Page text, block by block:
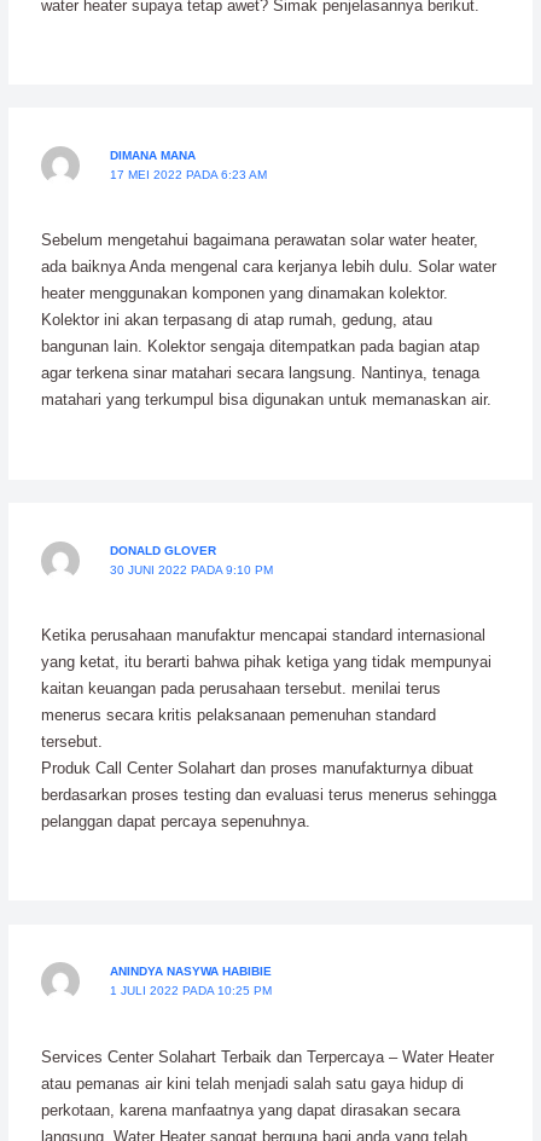
water heater supaya tetap awet? Simak penjelasannya berikut.
DIMANA MANA
17 MEI 2022 PADA 6:23 AM
Sebelum mengetahui bagaimana perawatan solar water heater,
ada baiknya Anda mengenal cara kerjanya lebih dulu. Solar water
heater menggunakan komponen yang dinamakan kolektor.
Kolektor ini akan terpasang di atap rumah, gedung, atau
bangunan lain. Kolektor sengaja ditempatkan pada bagian atap
agar terkena sinar matahari secara langsung. Nantinya, tenaga
matahari yang terkumpul bisa digunakan untuk memanaskan air.
DONALD GLOVER
30 JUNI 2022 PADA 9:10 PM
Ketika perusahaan manufaktur mencapai standard internasional
yang ketat, itu berarti bahwa pihak ketiga yang tidak mempunyai
kaitan keuangan pada perusahaan tersebut. menilai terus
menerus secara kritis pelaksanaan pemenuhan standard
tersebut.
Produk Call Center Solahart dan proses manufakturnya dibuat
berdasarkan proses testing dan evaluasi terus menerus sehingga
pelanggan dapat percaya sepenuhnya.
ANINDYA NASYWA HABIBIE
1 JULI 2022 PADA 10:25 PM
Services Center Solahart Terbaik dan Terpercaya – Water Heater
atau pemanas air kini telah menjadi salah satu gaya hidup di
perkotaan, karena manfaatnya yang dapat dirasakan secara
langsung. Water Heater sangat berguna bagi anda yang telah